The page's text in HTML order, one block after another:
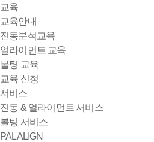
교육
교육안내
진동분석교육
얼라이먼트 교육
볼팅 교육
교육 신청
서비스
진동 & 얼라이먼트 서비스
볼팅 서비스
PALALIGN